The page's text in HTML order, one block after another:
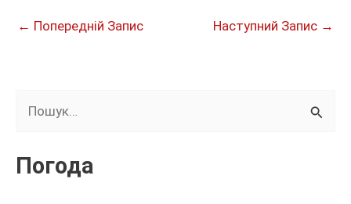
← Попередній Запис Наступний Запис →
к
Погода